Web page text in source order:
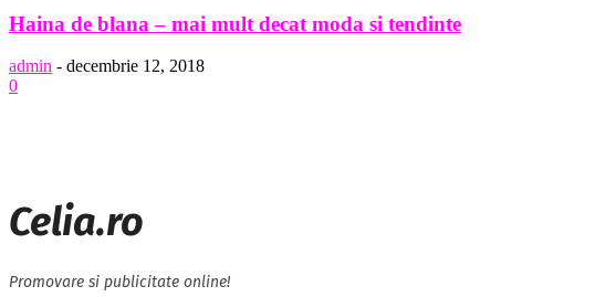
Haina de blana – mai mult decat moda si tendinte
admin - decembrie 12, 2018
0
Celia.ro
Promovare si publicitate online!